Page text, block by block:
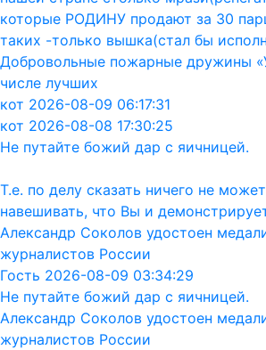
которые РОДИНУ продают за 30
таких -только вышка(стал бы
Добровольные пожарные дружины
числе лучших
кот 2026-08-09 06:17:31
кот 2026-08-08 17:30:25
Не путайте божий дар с яичницей.
Т.е. по делу сказать ничего не
навешивать, что Вы и
Александр Соколов удостоен
журналистов России
Гость 2026-08-09 03:34:29
Не путайте божий дар с яичницей.
Александр Соколов удостоен
журналистов России